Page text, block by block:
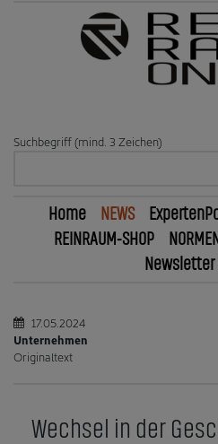
Suchbegriff (mind. 3 Zeichen)
Home NEWS
REINRAUM-SHOP
NORMEN
Newsletter
17.05.2024
Unternehmen
Originaltext
Wechsel in der